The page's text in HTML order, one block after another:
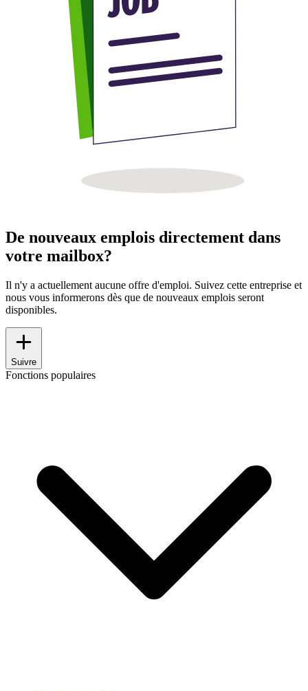
De nouveaux emplois directement dans
votre mailbox?
Il n'y a actuellement aucune offre d'emploi. Suivez cette entreprise et
nous vous informerons dès que de nouveaux emplois seront
disponibles.
Suivre
Fonctions populaires